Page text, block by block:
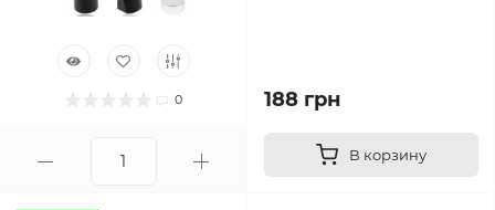
0 188 грн
В корзину